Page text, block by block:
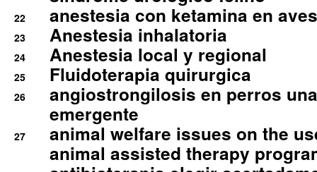
22 anestesia con ketamina en
23 Anestesia inhalatoria
24 Anestesia local y regional
25 Fluidoterapia quirurgica
26
angiostrongilosis en perros
emergente
27
animal welfare issues on the
animal assisted therapy